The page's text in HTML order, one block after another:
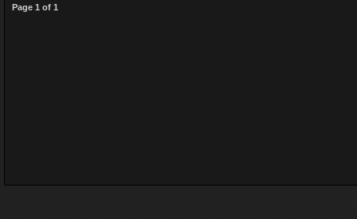
Page 1 of 1